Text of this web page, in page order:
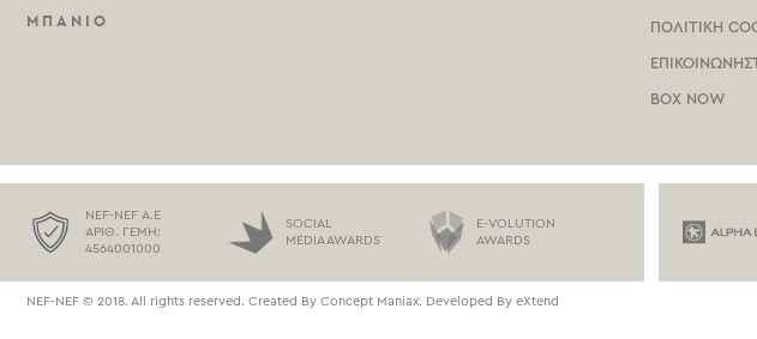
ΜΠΑΝΙΟ ΠΟΛΙΤΙΚΗ
BOX NOW
NEF-NEF Α.Ε
ΑΡΙΘ. ΓΕΜΗ:
4564001000
SOCIAL
MEDIA AWARDS
E-VOLUTION
AWARDS
NEF-NEF © 2018. All rights reserved. Created By Concept Maniax. Developed By eXtend